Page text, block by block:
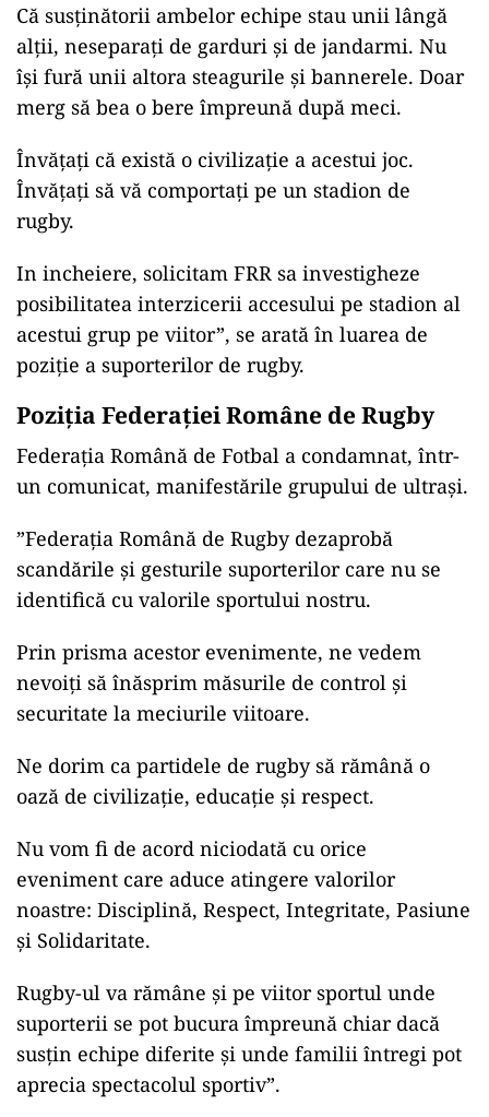
Că susținătorii ambelor echipe stau unii lângă
alții, neseparați de garduri și de jandarmi. Nu
își fură unii altora steagurile și bannerele. Doar
merg să bea o bere împreună după meci.
Învățați că există o civilizație a acestui joc.
Învățați să vă comportați pe un stadion de
rugby.
In incheiere, solicitam FRR sa investigheze
posibilitatea interzicerii accesului pe stadion al
acestui grup pe viitor”, se arată în luarea de
poziție a suporterilor de rugby.
Poziția Federației Române de Rugby
Federația Română de Fotbal a condamnat, într-
un comunicat, manifestările grupului de ultrași.
”Federația Română de Rugby dezaprobă
scandările și gesturile suporterilor care nu se
identifică cu valorile sportului nostru.
Prin prisma acestor evenimente, ne vedem
nevoiți să înăsprim măsurile de control și
securitate la meciurile viitoare.
Ne dorim ca partidele de rugby să rămână o
oază de civilizație, educație și respect.
Nu vom fi de acord niciodată cu orice
eveniment care aduce atingere valorilor
noastre: Disciplină, Respect, Integritate, Pasiune
și Solidaritate.
Rugby-ul va rămâne și pe viitor sportul unde
suporterii se pot bucura împreună chiar dacă
susțin echipe diferite și unde familii întregi pot
aprecia spectacolul sportiv”.